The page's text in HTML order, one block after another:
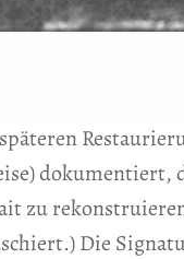
dokumentiert,
zu
Die